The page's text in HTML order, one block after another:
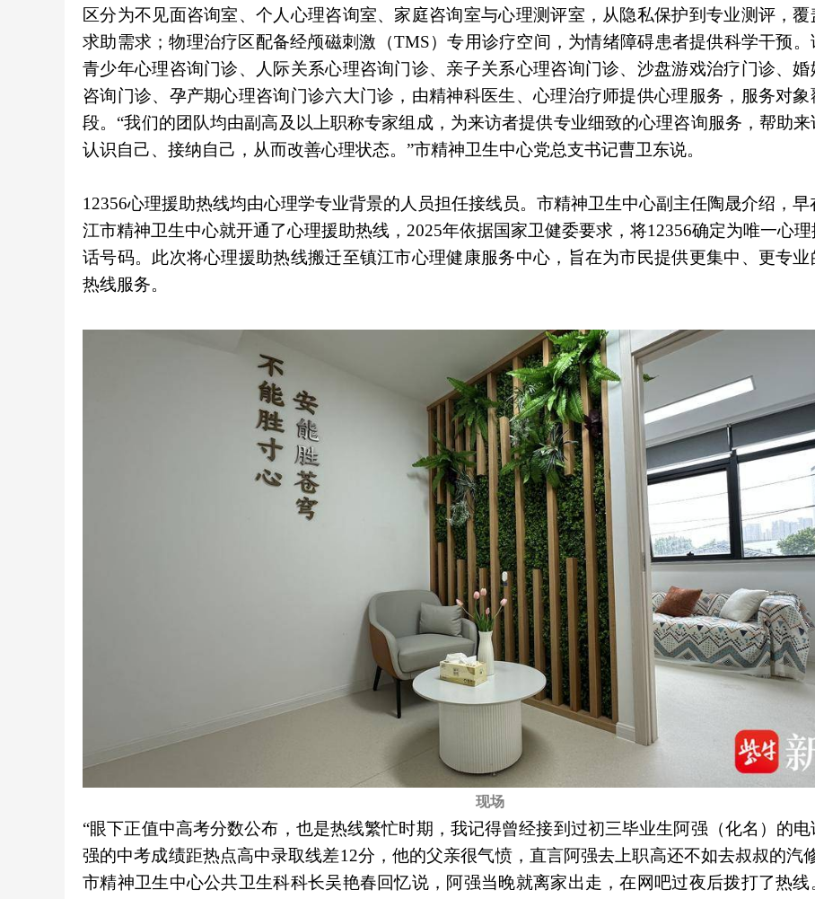
区分为不见面咨询室、个人心理咨询室、家庭咨询室与心理测评室，从隐私保护到专业测评，
求助需求；物理治疗区配备经颅磁刺激（TMS）专用诊疗空间，为情绪障碍患者提供科学干预。
青少年心理咨询门诊、人际关系心理咨询门诊、亲子关系心理咨询门诊、沙盘游戏治疗门诊、婚
咨询门诊、孕产期心理咨询门诊六大门诊，由精神科医生、心理治疗师提供心理服务，服务对象
段。“我们的团队均由副高及以上职称专家组成，为来访者提供专业细致的心理咨询服务，帮助
认识自己、接纳自己，从而改善心理状态。”市精神卫生中心党总支书记曹卫东说。
12356心理援助热线均由心理学专业背景的人员担任接线员。市精神卫生中心副主任陶晟介绍，早
江市精神卫生中心就开通了心理援助热线，2025年依据国家卫健委要求，将12356确定为唯一心
话号码。此次将心理援助热线搬迁至镇江市心理健康服务中心，旨在为市民提供更集中、更专业
热线服务。
现场
“眼下正值中高考分数公布，也是热线繁忙时期，我记得曾经接到过初三毕业生阿强（化名）的
强的中考成绩距热点高中录取线差12分，他的父亲很气愤，直言阿强去上职高还不如去叔叔的汽
市精神卫生中心公共卫生科科长吴艳春回忆说，阿强当晚就离家出走，在网吧过夜后拨打了热